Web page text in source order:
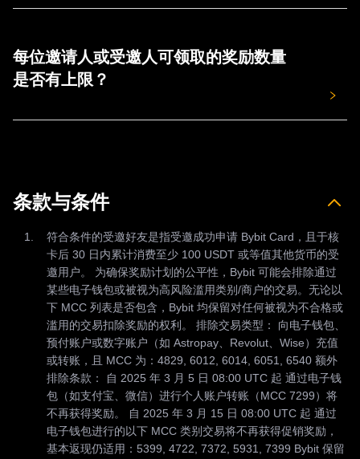
每位邀请人或受邀人可领取的奖励数量
是否有上限？
条款与条件
符合条件的受邀好友是指受邀成功申请 Bybit Card，且于核
卡后 30 日内累计消费至少 100 USDT 或等值其他货币的受
邀用户。 为确保奖励计划的公平性，Bybit 可能会排除通过
某些电子钱包或被视为高风险滥用类别/商户的交易。无论以
下 MCC 列表是否包含，Bybit 均保留对任何被视为不合格或
滥用的交易扣除奖励的权利。 排除交易类型： 向电子钱包、
预付账户或数字账户（如 Astropay、Revolut、Wise）充值
或转账，且 MCC 为：4829, 6012, 6014, 6051, 6540 额外
排除条款： 自 2025 年 3 月 5 日 08:00 UTC 起 通过电子钱
包（如支付宝、微信）进行个人账户转账（MCC 7299）将
不再获得奖励。 自 2025 年 3 月 15 日 08:00 UTC 起 通过
电子钱包进行的以下 MCC 类别交易将不再获得促销奖励，
基本返现仍适用：5399, 4722, 7372, 5931, 7399 Bybit 保留